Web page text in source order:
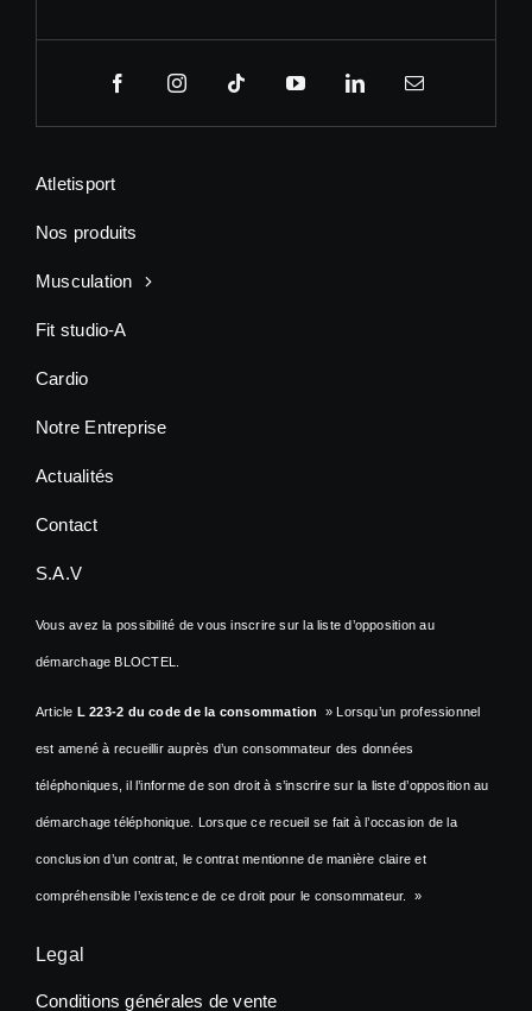
Atletisport
Nos produits
Musculation
Fit studio-A
Cardio
Notre Entreprise
Actualités
Contact
S.A.V
Vous avez la possibilité de vous inscrire sur la liste d’opposition au
démarchage BLOCTEL.
Article L 223-2 du code de la consommation » Lorsqu’un professionnel
est amené à recueillir auprès d’un consommateur des données
téléphoniques, il l’informe de son droit à s’inscrire sur la liste d’opposition au
démarchage téléphonique. Lorsque ce recueil se fait à l’occasion de la
conclusion d’un contrat, le contrat mentionne de manière claire et
compréhensible l’existence de ce droit pour le consommateur. »
Legal
Conditions générales de vente